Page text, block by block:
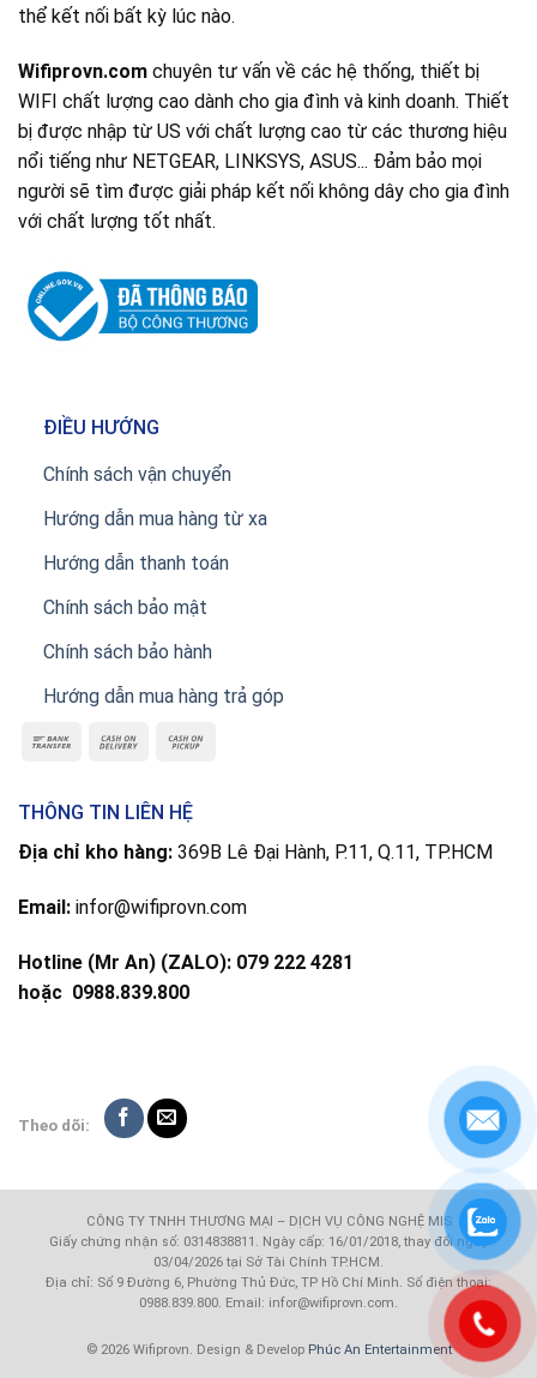
thể kết nối bất kỳ lúc nào.
Wifiprovn.com chuyên tư vấn về các hệ thống, thiết bị
WIFI chất lượng cao dành cho gia đình và kinh doanh. Thiết
bị được nhập từ US với chất lượng cao từ các thương hiệu
nổi tiếng như NETGEAR, LINKSYS, ASUS... Đảm bảo mọi
người sẽ tìm được giải pháp kết nối không dây cho gia đình
với chất lượng tốt nhất.
ĐIỀU HƯỚNG
Chính sách vận chuyển
Hướng dẫn mua hàng từ xa
Hướng dẫn thanh toán
Chính sách bảo mật
Chính sách bảo hành
Hướng dẫn mua hàng trả góp
THÔNG TIN LIÊN HỆ
Địa chỉ kho hàng: 369B Lê Đại Hành, P.11, Q.11, TP.HCM
Email: infor@wifiprovn.com
Hotline (Mr An) (ZALO): 079 222 4281
hoặc 0988.839.800
Theo dõi:
CÔNG TY TNHH THƯƠNG MẠI – DỊCH VỤ CÔNG NGHỆ MIS
Giấy chứng nhận số: 0314838811. Ngày cấp: 16/01/2018, thay đổi ngày
03/04/2026 tại Sở Tài Chính TP.HCM.
Địa chỉ: Số 9 Đường 6, Phường Thủ Đức, TP Hồ Chí Minh. Số điện thoại:
0988.839.800. Email: infor@wifiprovn.com.
© 2026 Wifiprovn. Design & Develop Phúc An Entertainment